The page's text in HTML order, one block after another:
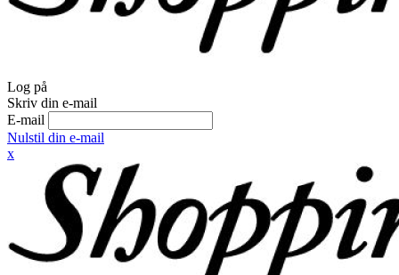
Log på
Skriv din e-mail
E-mail
Nulstil din e-mail
x